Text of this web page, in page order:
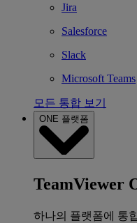
Jira
Salesforce
Slack
Microsoft Teams
모든 통합 보기
ONE 플랫폼
TeamViewer
하나의 플랫폼에 통